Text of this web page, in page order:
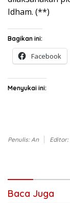
Idham. (**)
Bagikan ini:
Facebook
Menyukai ini:
Penulis: An Editor:
Baca Juga